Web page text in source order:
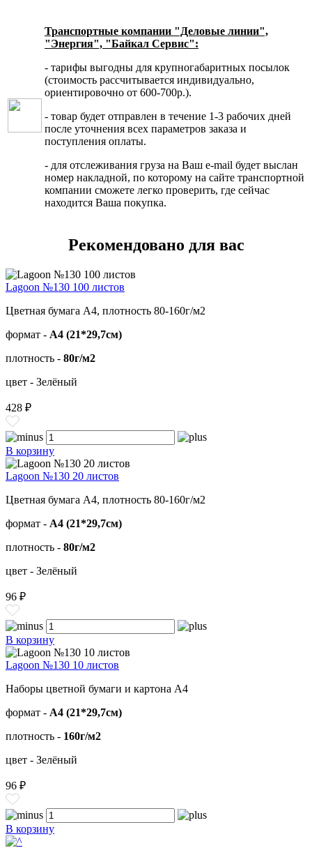
Транспортные компании "Деловые линии",
"Энергия", "Байкал Сервис":
- тарифы выгодны для крупногабаритных посылок
(стоимость рассчитывается индивидуально,
ориентировочно от 600-700р.).
- товар будет отправлен в течение 1-3 рабочих дней
после уточнения всех параметров заказа и
поступления оплаты.
- для отслеживания груза на Ваш e-mail будет выслан
номер накладной, по которому на сайте транспортной
компании сможете легко проверить, где сейчас
находится Ваша покупка.
Рекомендовано для вас
Lagoon №130 100 листов
Цветная бумага А4, плотность 80-160г/м2
формат - А4 (21*29,7см)
плотность - 80г/м2
цвет - Зелёный
428 ₽
В корзину
Lagoon №130 20 листов
Цветная бумага А4, плотность 80-160г/м2
формат - А4 (21*29,7см)
плотность - 80г/м2
цвет - Зелёный
96 ₽
В корзину
Lagoon №130 10 листов
Наборы цветной бумаги и картона А4
формат - А4 (21*29,7см)
плотность - 160г/м2
цвет - Зелёный
96 ₽
В корзину